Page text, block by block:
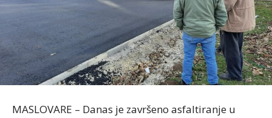
MASLOVARE – Danas je završeno asfaltiranje u